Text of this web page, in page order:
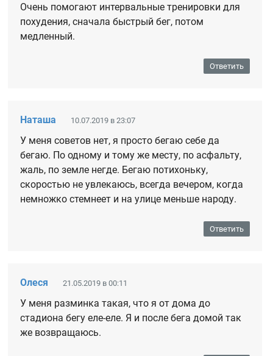
Очень помогают интервальные тренировки для
похудения, сначала быстрый бег, потом
медленный.
Ответить
Наташа 10.07.2019 в 23:07
У меня советов нет, я просто бегаю себе да
бегаю. По одному и тому же месту, по асфальту,
жаль, по земле негде. Бегаю потихоньку,
скоростью не увлекаюсь, всегда вечером, когда
немножко стемнеет и на улице меньше народу.
Ответить
Олеся 21.05.2019 в 00:11
У меня разминка такая, что я от дома до
стадиона бегу еле-еле. Я и после бега домой так
же возвращаюсь.